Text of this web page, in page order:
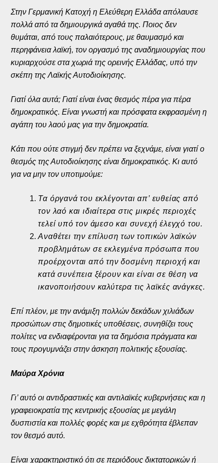
Στην Γερμανική Κατοχή η Ελεύθερη Ελλάδα απόλαυσε
πολλά από τα δημιουργικά αγαθά της. Ποιος δεν
θυμάται, από τους παλαιότερους, με θαυμασμό και
περηφάνεια λαϊκή, τον οργασμό της αναδημιουργίας που
κυριαρχούσε στα χωριά της ορεινής Ελλάδας, υπό την
σκέπη της Λαϊκής Αυτοδιοίκησης.
Γιατί όλα αυτά; Γιατί είναι ένας θεσμός πέρα για πέρα
δημοκρατικός. Είναι γνωστή και πρόσφατα εκφρασμένη η
αγάπη του λαού μας για την δημοκρατία.
Κάτι που ούτε στιγμή δεν πρέπει να ξεχνάμε, είναι γιατί ο
θεσμός της Αυτοδιοίκησης είναι δημοκρατικός. Κι αυτό
για να μην τον υποτιμούμε:
Τα όργανά του εκλέγονται απ’ ευθείας από
τον λαό και ιδιαίτερα στις μικρές περιοχές
τελεί υπό τον άμεσο και συνεχή έλεγχό του.
Αναθέτει την επίλυση των τοπικών λαϊκών
προβλημάτων σε εκλεγμένα πρόσωπα που
προέρχονται από την δοσμένη περιοχή και
κατά συνέπεια ξέρουν και είναι σε θέση να
ικανοποιήσουν καλύτερα τις λαϊκές ανάγκες.
Επί πλέον, με την ανάμιξη πολλών δεκάδων χιλιάδων
προσώπων στις δημοτικές υποθέσεις, συνηθίζει τους
πολίτες να ενδιαφέρονται για τα δημόσια πράγματα και
τους προγυμνάζει στην άσκηση πολιτικής εξουσίας.
Μαύρα Χρόνια
Γι’ αυτό οι αντιδραστικές και αντιλαϊκές κυβερνήσεις και η
γραφειοκρατία της κεντρικής εξουσίας με μεγάλη
δυσπιστία και πολλές φορές και με εχθρότητα έβλεπαν
τον θεσμό αυτό.
Είναι χαρακτηριστικό ότι σε περιόδους δικτατορικών ή